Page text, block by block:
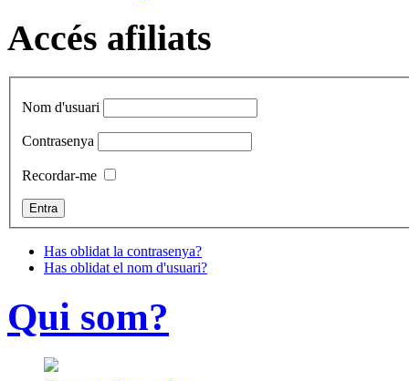
Accés afiliats
Nom d'usuari
Contrasenya
Recordar-me
Has oblidat la contrasenya?
Has oblidat el nom d'usuari?
Qui som?